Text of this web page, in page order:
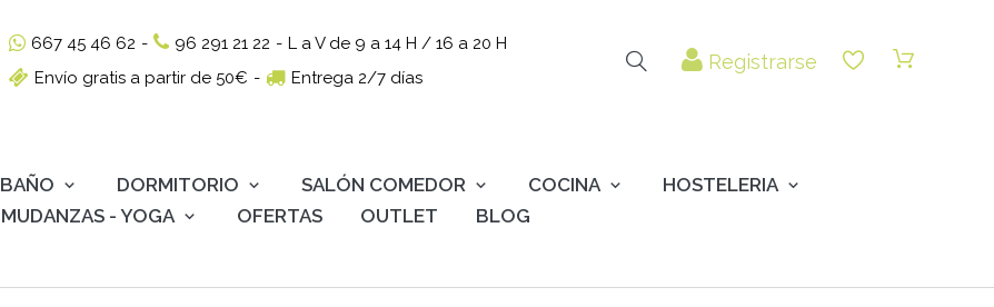
667 45 46 62 - 96 291 21 22 - L a V de 9 a 14 H / 16 a 20 H
Envío gratis a partir de 50€ - Entrega 2/7 días
Registrarse
BAÑO DORMITORIO SALÓN COMEDOR COCINA
HOSTELERIA
MUDANZAS - YOGA
OFERTAS OUTLET BLOG